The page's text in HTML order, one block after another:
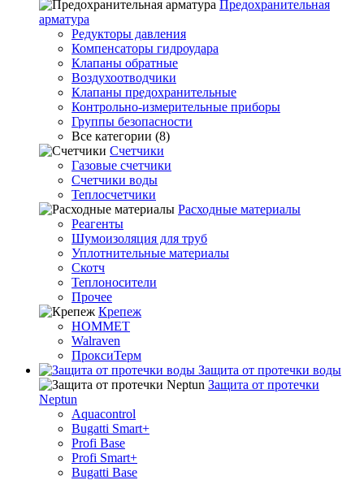
Предохранительная
арматура
Редукторы давления
Компенсаторы гидроудара
Клапаны обратные
Воздухоотводчики
Клапаны предохранительные
Контрольно-измерительные приборы
Группы безопасности
Все категории (8)
Счетчики
Газовые счетчики
Счетчики воды
Теплосчетчики
Расходные материалы
Реагенты
Шумоизоляция для труб
Уплотнительные материалы
Скотч
Теплоносители
Прочее
Крепеж
HOMMET
Walraven
ПроксиТерм
Защита от протечки воды
Защита от протечки
Neptun
Aquacontrol
Bugatti Smart+
Profi Base
Profi Smart+
Bugatti Base